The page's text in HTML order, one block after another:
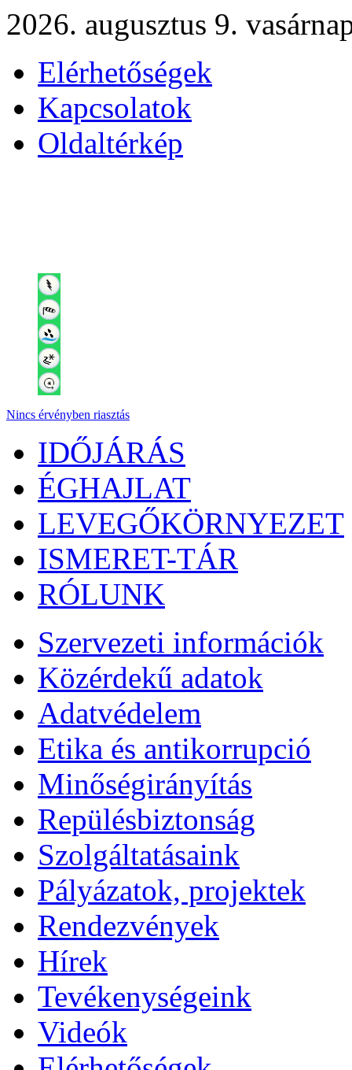
2026. augusztus 9.
Elérhetőségek
Kapcsolatok
Oldaltérkép
Nincs érvényben riasztás
IDŐJÁRÁS
ÉGHAJLAT
LEVEGŐKÖRNYEZET
ISMERET-TÁR
RÓLUNK
Szervezeti információk
Közérdekű adatok
Adatvédelem
Etika és antikorrupció
Minőségirányítás
Repülésbiztonság
Szolgáltatásaink
Pályázatok, projektek
Rendezvények
Hírek
Tevékenységeink
Videók